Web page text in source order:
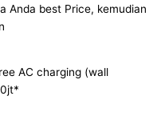
Anda best Price, kemudian
AC charging (wall